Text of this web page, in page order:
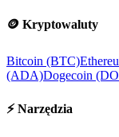
🪙 Kryptowaluty
Bitcoin (BTC)
(ADA)Dogecoin
⚡ Narzędzia